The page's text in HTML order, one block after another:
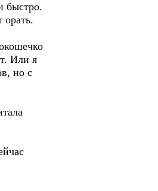
быстро.
Или я
но с